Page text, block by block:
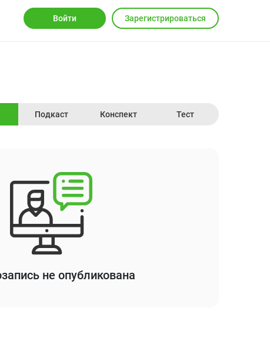
Войти Зарегистрироваться
Подкаст Конспект Тест
не опубликована